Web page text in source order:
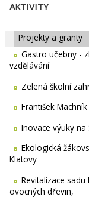
AKTIVITY
Projekty a granty
Gastro učebny -
vzdělávání
Zelená školní
František
Inovace výuky na
Ekologická
Klatovy
Revitalizace
ovocných dřevin,